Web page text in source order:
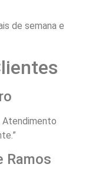
de semana e
Atendimento
Ramos